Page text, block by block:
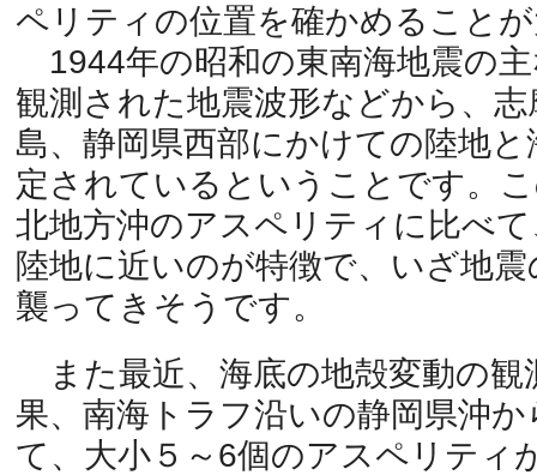
ペリティの位置を確かめること
1944年の昭和の東南海地震の
観測された地震波形などから、
島、静岡県西部にかけての陸地
定されているということです。
北地方沖のアスペリティに比べ
陸地に近いのが特徴で、いざ地
襲ってきそうです。
また最近、海底の地殻変動の観
果、南海トラフ沿いの静岡県沖
て、大小５～6個のアスペリティ